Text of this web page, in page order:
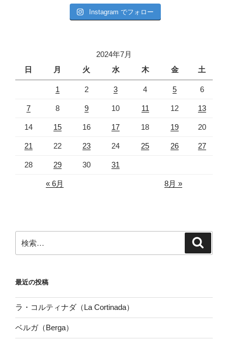
Instagram でフォロー
2024年7月
日
月 火 水 木 金 土
1 2 3 4 5 6
7 8 9 10 11 12 13
14 15 16 17 18 19 20
21 22 23 24 25 26 27
28 29 30 31
« 6月 8月 »
索:
最近の投稿
ラ・コルティナダ（La Cortinada）
ベルガ（Berga）